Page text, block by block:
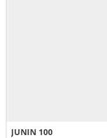
JUNIN 100